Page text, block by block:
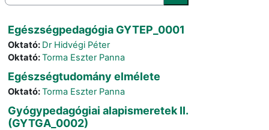
Rechercher des cours
Egészségpedagógia GYTEP_0001
Oktató: Dr Hidvégi Péter
Oktató:Torma Eszter Panna
Egészségtudomány elmélete
Oktató:Torma Eszter Panna
Gyógypedagógiai alapismeretek II.
(GYTGA_0002)